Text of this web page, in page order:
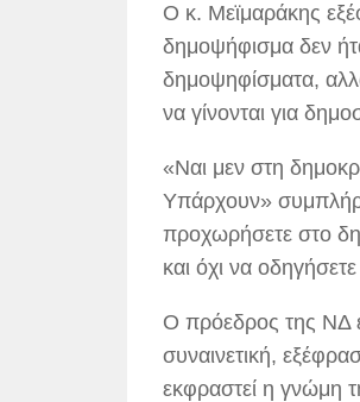
Ο κ. Μεϊμαράκης
δημοψήφισμα δεν
δημοψηφίσματα,
να γίνονται για
«Ναι μεν στη
Υπάρχουν»
προχωρήσετε στο
και όχι να
Ο πρόεδρος της ΝΔ
συναινετική,
εκφραστεί η γνώμη